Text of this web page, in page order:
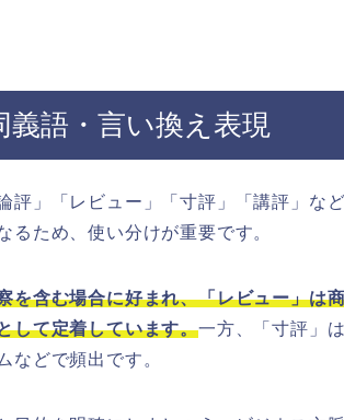
義語・言い換え表現
評」「レビュー」「寸評」「講評」な
るため、使い分けが重要です。
を含む場合に好まれ、「レビュー」は
して定着しています。一方、「寸評」
などで頻出です。